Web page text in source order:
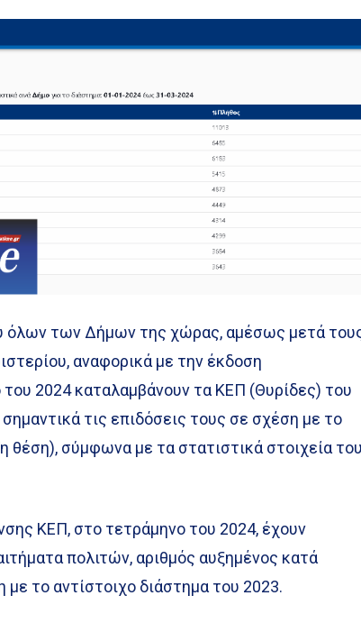
όλων των Δήμων της χώρας, αμέσως μετά
αναφορικά με την έκδοση
του 2024 καταλαμβάνουν τα ΚΕΠ (Θυρίδες) του
τις επιδόσεις τους σε σχέση με το
θέση), σύμφωνα με τα στατιστικά στοιχεία
ΚΕΠ, στο τετράμηνο του 2024, έχουν
πολιτών, αριθμός αυξημένος κατά
το αντίστοιχο διάστημα του 2023.